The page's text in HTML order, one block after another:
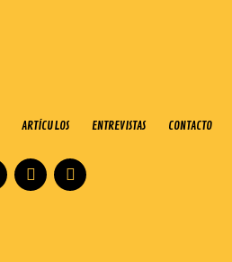
ARTÍCULOS ENTREVISTAS CONTACTO